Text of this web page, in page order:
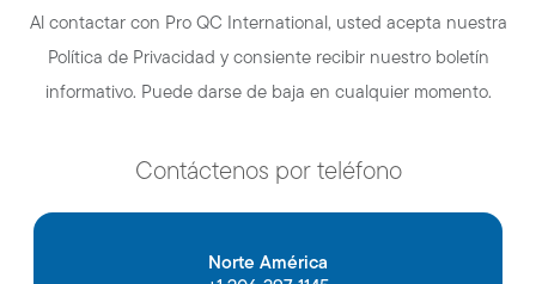
Al contactar con Pro QC International, usted acepta nuestra
Política de Privacidad y consiente recibir nuestro boletín
informativo. Puede darse de baja en cualquier momento.
Contáctenos por teléfono
Norte América